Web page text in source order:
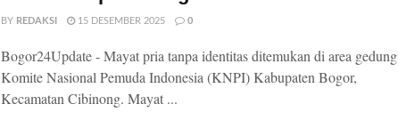
BY REDAKSI 15 DESEMBER 2025 0
Bogor24Update - Mayat pria tanpa identitas ditemukan di area gedung
Komite Nasional Pemuda Indonesia (KNPI) Kabupaten Bogor,
Kecamatan Cibinong. Mayat ...